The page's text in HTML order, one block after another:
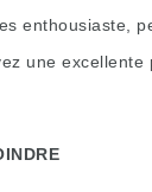
enthousiaste,
une excellente